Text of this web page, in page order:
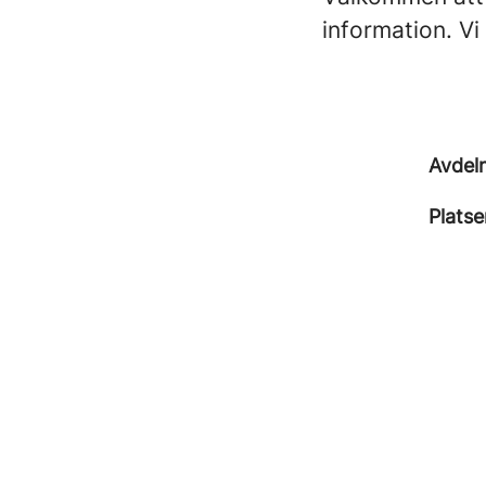
information.